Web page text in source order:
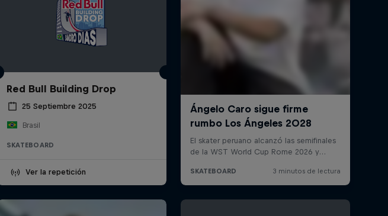
Red Bull Building Drop
25 Septiembre 2025
Brasil
SKATEBOARD
Ver la repetición